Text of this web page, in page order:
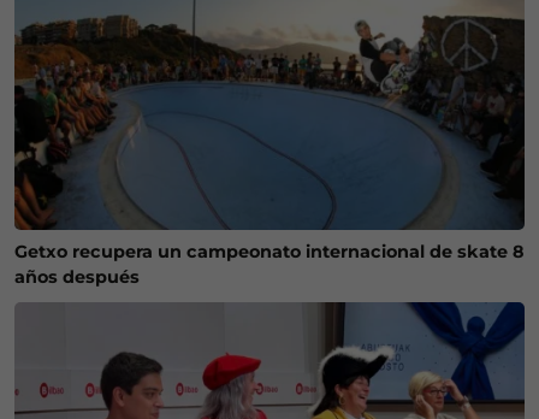
Getxo recupera un campeonato internacional de skate 8
años después